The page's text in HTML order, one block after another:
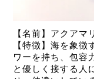
【名前】アクア
【特徴】海を象
ワーを持ち、 包容
と優しく接する人